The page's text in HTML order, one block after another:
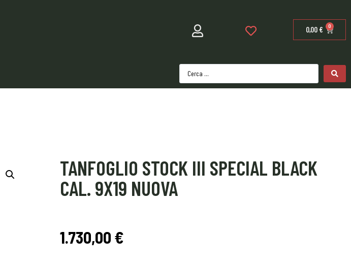
0,00 € 0
TANFOGLIO STOCK III SPECIAL BLACK
CAL. 9X19 NUOVA
1.730,00 €